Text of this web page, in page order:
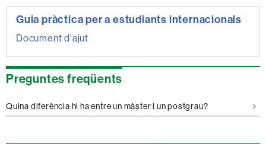
Guia pràctica per a estudiants internacionals
Document d'ajut
Preguntes freqüents
Quina diferència hi ha entre un màster i un postgrau?